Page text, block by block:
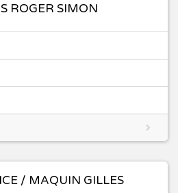
ROGER SIMON
/ MAQUIN GILLES